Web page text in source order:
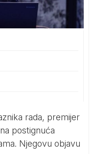
rada, premijer
postignuća
Njegovu objavu